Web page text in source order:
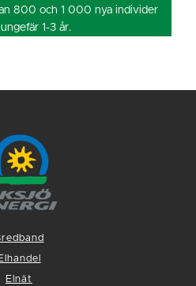
800 och 1 000 nya individer
1-3 år.
Elhandel
Elnät